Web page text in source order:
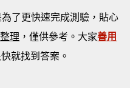
了更快速完成測驗，貼心
理 ，僅供參考。大家善用
就找到答案。